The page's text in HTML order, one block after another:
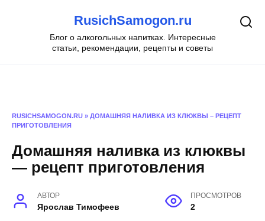
содержанию
RusichSamogon.ru
Блог о алкогольных напитках. Интересные
статьи, рекомендации, рецепты и советы
RUSICHSAMOGON.RU » ДОМАШНЯЯ НАЛИВКА ИЗ КЛЮКВЫ – РЕЦЕПТ
ПРИГОТОВЛЕНИЯ
Домашняя наливка из клюквы
— рецепт приготовления
АВТОР
Ярослав Тимофеев
ПРОСМОТРОВ
2